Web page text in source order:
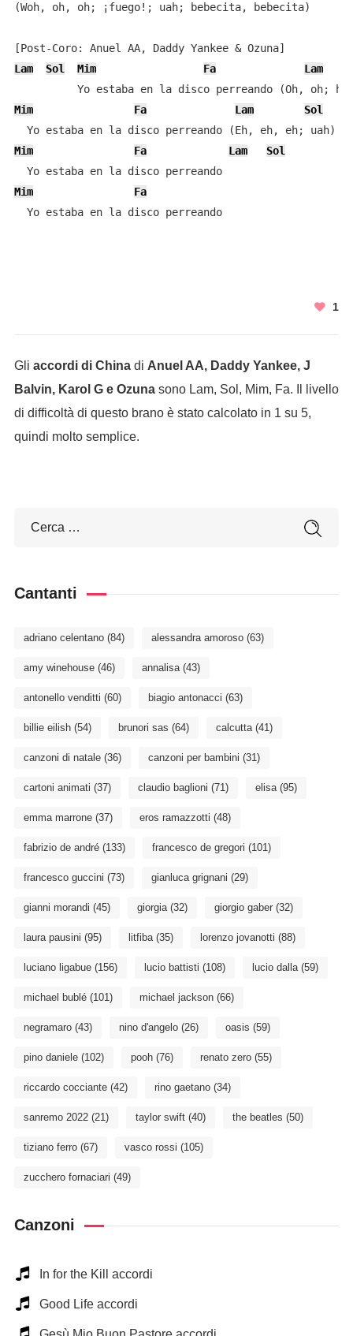
(Woh, oh, oh; ¡fuego!; uah; bebecita, bebecita)
Lam
Sol Mim Fa Lam
Mim Fa Lam
Sol
Mim
Fa Lam
Sol
  Yo estaba en la disco perreando
Mim
Fa
  Yo estaba en la disco perreando
1
Gli accordi di Chinadi Anuel AA, Daddy Yankee, J
Balvin, Karol G e Ozunasono Lam, Sol, Mim, Fa. Il livello
di difficoltà di questo brano è stato calcolato in 1 su 5,
quindi molto semplice.
Cantanti
adriano celentano(84) alessandra amoroso(63)
amy winehouse(46) annalisa(43)
antonello venditti (60) biagio antonacci (63)
billie eilish(54) brunori sas (64) calcutta(41)
canzoni di natale(36) canzoni per bambini (31)
cartoni animati (37) claudio baglioni (71) elisa(95)
emma marrone(37) eros ramazzotti (48)
fabrizio de andré(133) francesco de gregori (101)
francesco guccini (73) gianluca grignani (29)
gianni morandi (45) giorgia(32) giorgio gaber(32)
laura pausini (95) litfiba(35) lorenzo jovanotti (88)
luciano ligabue(156) lucio battisti (108) lucio dalla(59)
michael bublé(101) michael jackson(66)
negramaro(43) nino d'angelo(26) oasis (59)
pino daniele(102) pooh(76) renato zero(55)
riccardo cocciante(42) rino gaetano(34)
sanremo 2022(21) taylor swift(40) the beatles (50)
tiziano ferro(67) vasco rossi (105)
zucchero fornaciari (49)
Canzoni
In for the Kill accordi
Good Life accordi